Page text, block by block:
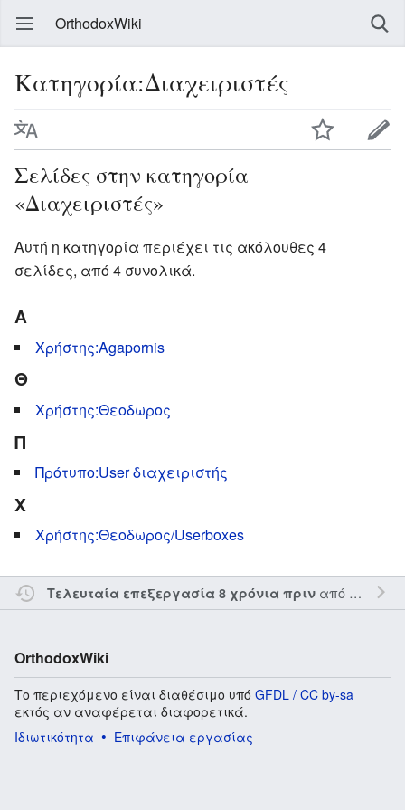
OrthodoxWiki
Κατηγορία:Διαχειριστές
Σελίδες στην κατηγορία
«Διαχειριστές»
Αυτή η κατηγορία περιέχει τις ακόλουθες 4
σελίδες, από 4 συνολικά.
A
Χρήστης:Agapornis
Θ
Χρήστης:Θεοδωρος
Π
Πρότυπο:User διαχειριστής
Χ
Χρήστης:Θεοδωρος/Userboxes
Τελευταία επεξεργασία 8 χρόνια πριναπό τον την
OrthodoxWiki
Το περιεχόμενο είναι διαθέσιμο υπό GFDL / CC by-sa
εκτός αν αναφέρεται διαφορετικά.
Ιδιωτικότητα
Επιφάνεια εργασίας